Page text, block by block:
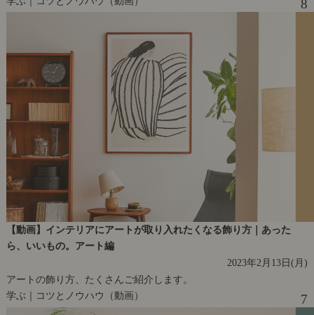
8
【動画】インテリアにアートが取り入れたくなる飾り方｜あった
ら、いいもの。アート編
2023年2月13日(月)
アートの飾り方、たくさんご紹介します。
学ぶ｜コツとノウハウ（動画）
7